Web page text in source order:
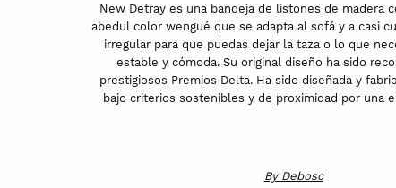
New Detray es una bandeja de listones de madera
abedul color wengué que se adapta al sofá y a casi
irregular para que puedas dejar la taza o lo que
estable y cómoda. Su original diseño ha sido
prestigiosos Premios Delta. Ha sido diseñada y
bajo criterios sostenibles y de proximidad por una
By Debosc